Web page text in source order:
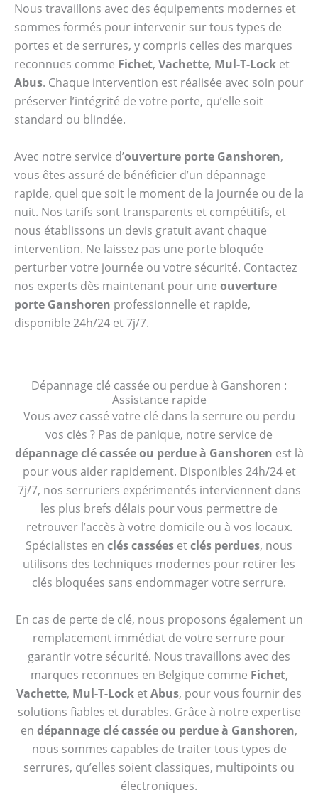
Nous travaillons avec des équipements modernes et
sommes formés pour intervenir sur tous types de
portes et de serrures, y compris celles des marques
reconnues comme Fichet, Vachette, Mul-T-Lock et
Abus. Chaque intervention est réalisée avec soin pour
préserver l’intégrité de votre porte, qu’elle soit
standard ou blindée.
Avec notre service d’ouverture porte Ganshoren,
vous êtes assuré de bénéficier d’un dépannage
rapide, quel que soit le moment de la journée ou de la
nuit. Nos tarifs sont transparents et compétitifs, et
nous établissons un devis gratuit avant chaque
intervention. Ne laissez pas une porte bloquée
perturber votre journée ou votre sécurité. Contactez
nos experts dès maintenant pour une ouverture
porte Ganshoren professionnelle et rapide,
disponible 24h/24 et 7j/7.
Dépannage clé cassée ou perdue à Ganshoren :
Assistance rapide
Vous avez cassé votre clé dans la serrure ou perdu
vos clés ? Pas de panique, notre service de
dépannage clé cassée ou perdue à Ganshoren est là
pour vous aider rapidement. Disponibles 24h/24 et
7j/7, nos serruriers expérimentés interviennent dans
les plus brefs délais pour vous permettre de
retrouver l’accès à votre domicile ou à vos locaux.
Spécialistes en clés cassées etclés perdues, nous
utilisons des techniques modernes pour retirer les
clés bloquées sans endommager votre serrure.
En cas de perte de clé, nous proposons également un
remplacement immédiat de votre serrure pour
garantir votre sécurité. Nous travaillons avec des
marques reconnues en Belgique comme Fichet,
Vachette, Mul-T-Lock etAbus, pour vous fournir des
solutions fiables et durables. Grâce à notre expertise
en dépannage clé cassée ou perdue à Ganshoren,
nous sommes capables de traiter tous types de
serrures, qu’elles soient classiques, multipoints ou
électroniques.